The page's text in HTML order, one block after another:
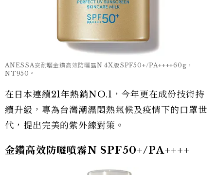
ANESSA安耐曬金鑽高效防曬露N 4X版SPF50+/PA++++60g，
NT950。
在日本連續21年熱銷NO.1，今年更在成份技術持
續升級，專為台灣潮濕悶熱氣候及疫情下的口罩世
代，提出完美的紫外線對策。
金鑽高效防曬噴霧N SPF50+/PA++++